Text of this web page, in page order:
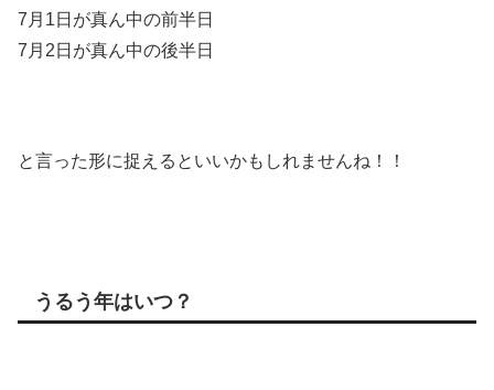
7月1日が真ん中の前半日
7月2日が真ん中の後半日
と言った形に捉えるといいかもしれませんね！！
うるう年はいつ？